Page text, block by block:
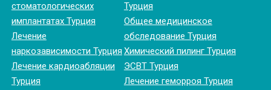
стоматологических
имплантатах Турция
Лечение
наркозависимости Турция
Лечение кардиоабляции
Турция
Турция
Общее медицинское
обследование Турция
Химический пилинг Турция
ЭСВТ Турция
Лечение геморроя Турция